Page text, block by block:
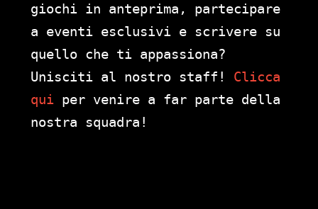
giochi in anteprima, partecipare
a eventi esclusivi e scrivere su
quello che ti appassiona?
Unisciti al nostro staff! Clicca
qui per venire a far parte della
nostra squadra!